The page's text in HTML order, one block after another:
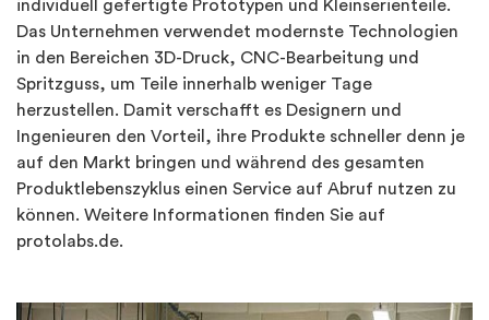
individuell gefertigte Prototypen und Kleinserienteile.
Das Unternehmen verwendet modernste Technologien
in den Bereichen 3D-Druck, CNC-Bearbeitung und
Spritzguss, um Teile innerhalb weniger Tage
herzustellen. Damit verschafft es Designern und
Ingenieuren den Vorteil, ihre Produkte schneller denn je
auf den Markt bringen und während des gesamten
Produktlebenszyklus einen Service auf Abruf nutzen zu
können. Weitere Informationen finden Sie auf
protolabs.de.